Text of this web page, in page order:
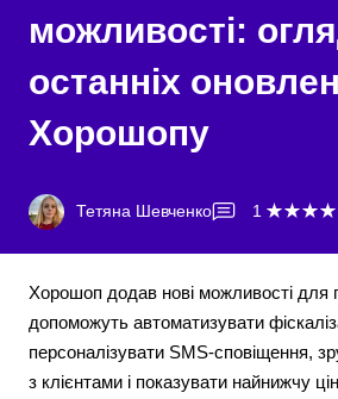
можливості:
останніх
Хорошопу
Тетяна Шевченко 1
Хорошоп додав нові можливості для
допоможуть автоматизувати
персоналізувати SMS-сповіщення,
з клієнтами і показувати найнижчу